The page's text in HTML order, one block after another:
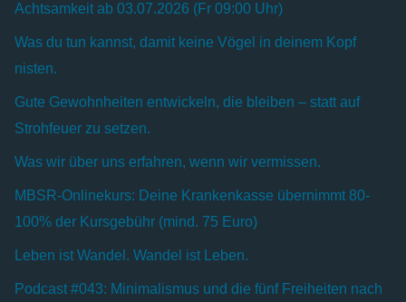
Achtsamkeit ab 03.07.2026 (Fr 09:00 Uhr)
Was du tun kannst, damit keine Vögel in deinem Kopf
nisten.
Gute Gewohnheiten entwickeln, die bleiben – statt auf
Strohfeuer zu setzen.
Was wir über uns erfahren, wenn wir vermissen.
MBSR-Onlinekurs: Deine Krankenkasse übernimmt 80-
100% der Kursgebühr (mind. 75 Euro)
Leben ist Wandel. Wandel ist Leben.
Podcast #043: Minimalismus und die fünf Freiheiten nach